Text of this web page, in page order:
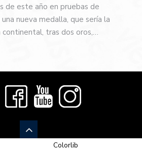
de este año en pruebas de
nueva medalla, que sería la
tras dos oros,…
Colorlib